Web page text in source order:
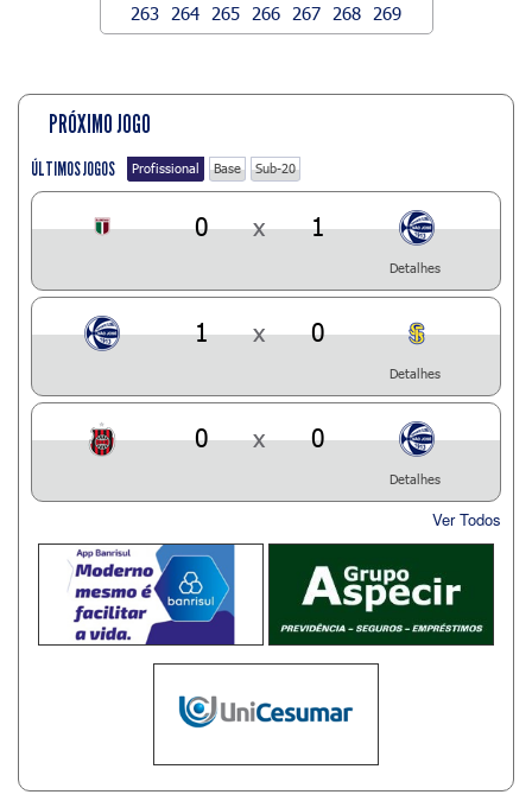
263
264 265 266 267 268 269
PRÓXIMO JOGO
ÚLTIMOS JOGOS Profissional Base Sub-20
0 x 1
Detalhes
1 x 0
Detalhes
0 x 0
Detalhes
Ver Todos